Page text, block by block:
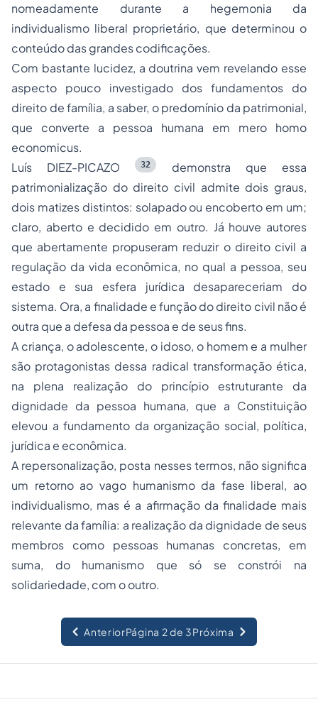
nomeadamente durante a hegemonia da
individualismo liberal proprietário, que determinou o
conteúdo das grandes codificações.
Com bastante lucidez, a doutrina vem revelando esse
aspecto pouco investigado dos fundamentos do
direito de família, a saber, o predomínio da patrimonial,
que converte a pessoa humana em mero homo
economicus.
Luís DIEZ-PICAZO 32
demonstra que essa
patrimonialização do direito civil admite dois graus,
dois matizes distintos: solapado ou encoberto em um;
claro, aberto e decidido em outro. Já houve autores
que abertamente propuseram reduzir o direito civil a
regulação da vida econômica, no qual a pessoa, seu
estado e sua esfera jurídica desapareceriam do
sistema. Ora, a finalidade e função do direito civil não é
outra que a defesa da pessoa e de seus fins.
A criança, o adolescente, o idoso, o homem e a mulher
são protagonistas dessa radical transformação ética,
na plena realização do princípio estruturante da
dignidade da pessoa humana, que a Constituição
elevou a fundamento da organização social, política,
jurídica e econômica.
A repersonalização, posta nesses termos, não significa
um retorno ao vago humanismo da fase liberal, ao
individualismo, mas é a afirmação da finalidade mais
relevante da família: a realização da dignidade de seus
membros como pessoas humanas concretas, em
suma, do humanismo que só se constrói na
solidariedade, com o outro.
AnteriorPágina 2 de 3Próxima